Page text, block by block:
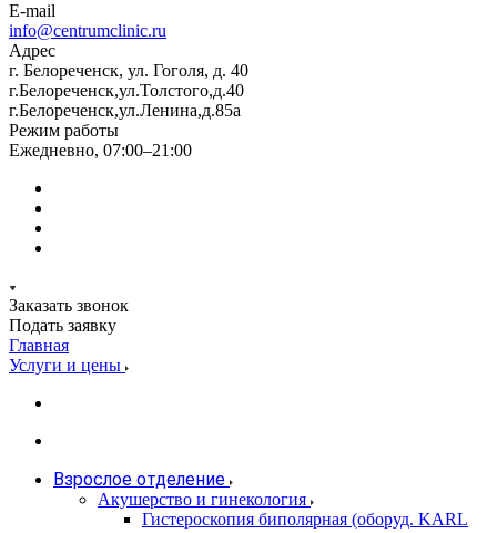
E-mail
info@centrumclinic.ru
Адрес
г. Белореченск, ул. Гоголя, д. 40
г.Белореченск,ул.Толстого,д.40
г.Белореченск,ул.Ленина,д.85а
Режим работы
Ежедневно, 07:00–21:00
Заказать звонок
Подать заявку
Главная
Услуги и цены
Взрослое отделение
Акушерство и гинекология
Гистероскопия биполярная (оборуд. KARL